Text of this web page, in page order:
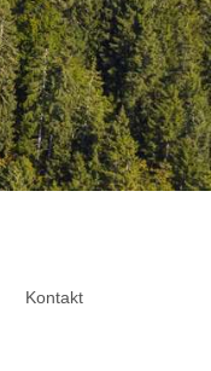
Kontakt